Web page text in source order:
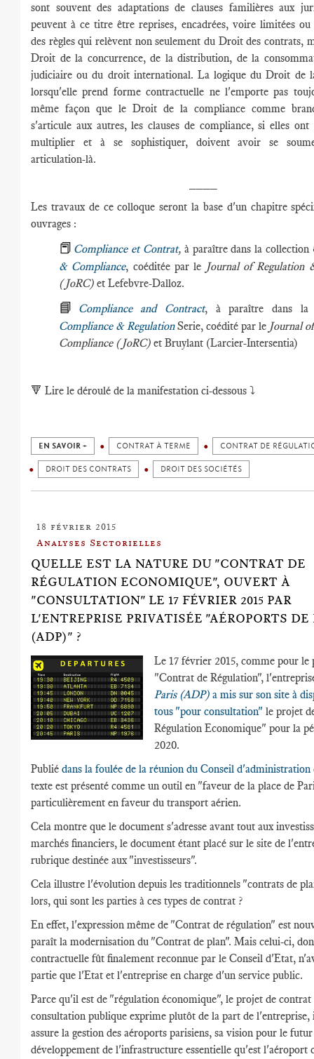
sont souvent des adaptations de clauses familières aux
peuvent à ce titre être reprises, encadrées, voire limitées
des règles qui relèvent non seulement du Droit des contrats,
Droit de la concurrence, de la distribution, de la
judiciaire ou du droit international. La logique du Droit de
lorsqu'elle prend forme contractuelle ne l'emporte pas
même façon que le Droit de la compliance comme
s'articule aux autres, les clauses de compliance, si elles ont
multiplier et à se sophistiquer, doivent avoir se
articulation-là.
Les travaux de ce colloque seront la base d'un chapitre
ouvrages :
📕 Compliance et Contrat, à paraître dans la collection
& Compliance, coéditée par le Journal of Regulation
(JoRC) et Lefebvre-Dalloz.
📘 Compliance and Contract, à paraître dans la
Compliance & RegulationSerie, coédité par le Journal
Compliance (JoRC) et Bruylant (Larcier-Intersentia)
🔻 Lire le déroulé de la manifestation ci-dessous ⤵️
EN SAVOIR + CONTRAT À TERME CONTRAT DE
DROIT DES CONTRATS DROIT DES SOCIÉTÉS
18 février 2015
Analyses Sectorielles
QUELLE EST LA NATURE DU "CONTRAT DE
RÉGULATION ECONOMIQUE", OUVERT À
"CONSULTATION" LE 17 FÉVRIER 2015 PAR
L'ENTREPRISE PRIVATISÉE "AÉROPORTS DE
(ADP)" ?
Le 17 février 2015, comme pour le
"Contrat de Régulation",
Paris (ADP) a mis sur son site à
tous "pour consultation" le projet
Régulation Economique" pour la
2020.
Publié dans la foulée de la réunion du Conseil d'administration
texte est présenté comme un outil en "faveur de la place de
particulièrement en faveur du transport aérien.
Cela montre que le document s'adresse avant tout aux
marchés financiers, le document étant placé sur le site de
rubrique destinée aux "investisseurs".
Cela illustre l'évolution depuis les traditionnels "contrats de
lors, qui sont les parties à ces types de contrat ?
En effet, l'expression même de "Contrat de régulation" est
paraît la modernisation du "Contrat de plan". Mais celui-ci,
contractuelle fût finalement reconnue par le Conseil d'Etat,
partie que l'Etat et l'entreprise en charge d'un service public.
Parce qu'il est de "régulation économique", le projet de
consultation publique exprime plutôt de la part de l'entreprise,
assure la gestion des aéroports parisiens, sa vision pour le
développement de l'infrastructure essentielle qu'est l'aéroport